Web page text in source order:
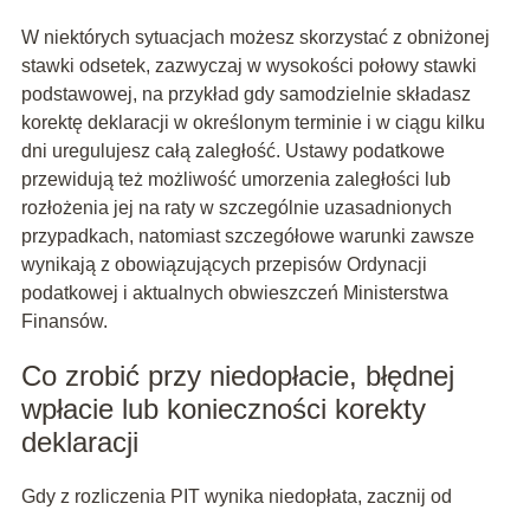
W niektórych sytuacjach możesz skorzystać z obniżonej
stawki odsetek, zazwyczaj w wysokości połowy stawki
podstawowej, na przykład gdy samodzielnie składasz
korektę deklaracji w określonym terminie i w ciągu kilku
dni uregulujesz całą zaległość. Ustawy podatkowe
przewidują też możliwość umorzenia zaległości lub
rozłożenia jej na raty w szczególnie uzasadnionych
przypadkach, natomiast szczegółowe warunki zawsze
wynikają z obowiązujących przepisów Ordynacji
podatkowej i aktualnych obwieszczeń Ministerstwa
Finansów.
Co zrobić przy niedopłacie, błędnej
wpłacie lub konieczności korekty
deklaracji
Gdy z rozliczenia PIT wynika niedopłata, zacznij od